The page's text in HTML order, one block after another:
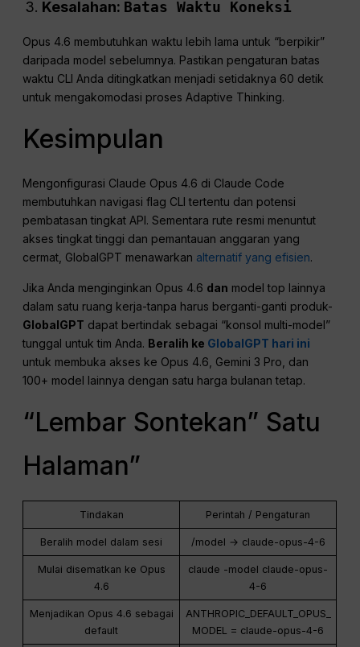
Kesalahan: Batas Waktu Koneksi
Opus 4.6 membutuhkan waktu lebih lama untuk “berpikir”
daripada model sebelumnya. Pastikan pengaturan batas
waktu CLI Anda ditingkatkan menjadi setidaknya 60 detik
untuk mengakomodasi proses Adaptive Thinking.
Kesimpulan
Mengonfigurasi Claude Opus 4.6 di Claude Code
membutuhkan navigasi flag CLI tertentu dan potensi
pembatasan tingkat API. Sementara rute resmi menuntut
akses tingkat tinggi dan pemantauan anggaran yang
cermat, GlobalGPT menawarkan alternatif yang efisien.
Jika Anda menginginkan Opus 4.6 dan model top lainnya
dalam satu ruang kerja-tanpa harus berganti-ganti produk-
GlobalGPT dapat bertindak sebagai “konsol multi-model”
tunggal untuk tim Anda. Beralih ke GlobalGPT hari ini
untuk membuka akses ke Opus 4.6, Gemini 3 Pro, dan
100+ model lainnya dengan satu harga bulanan tetap.
“Lembar Sontekan” Satu
Halaman”
Tindakan Perintah / Pengaturan
Beralih model dalam sesi /model → claude-opus-4-6
Mulai disematkan ke Opus
4.6
claude -model claude-opus-
4-6
Menjadikan Opus 4.6 sebagai
default
ANTHROPIC_DEFAULT_OPUS_
MODEL = claude-opus-4-6